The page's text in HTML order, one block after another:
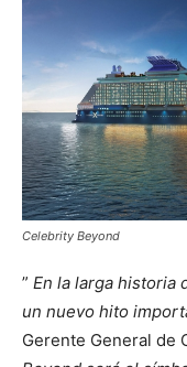
Celebrity Beyond
” En la larga historia
un nuevo hito
Gerente General de